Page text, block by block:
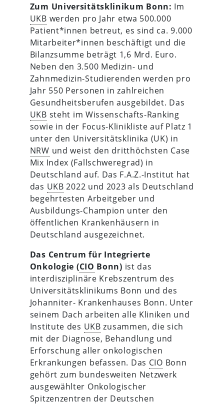
Zum Universitätsklinikum Bonn: Im
UKB werden pro Jahr etwa 500.000
Patient*innen betreut, es sind ca. 9.000
Mitarbeiter*innen beschäftigt und die
Bilanzsumme beträgt 1,6 Mrd. Euro.
Neben den 3.500 Medizin- und
Zahnmedizin-Studierenden werden pro
Jahr 550 Personen in zahlreichen
Gesundheitsberufen ausgebildet. Das
UKB steht im Wissenschafts-Ranking
sowie in der Focus-Klinikliste auf Platz 1
unter den Universitätsklinika (UK) in
NRW und weist den dritthöchsten Case
Mix Index (Fallschweregrad) in
Deutschland auf. Das F.A.Z.-Institut hat
das UKB 2022 und 2023 als Deutschland
begehrtesten Arbeitgeber und
Ausbildungs-Champion unter den
öffentlichen Krankenhäusern in
Deutschland ausgezeichnet.
Das Centrum für Integrierte
Onkologie (CIO Bonn) ist das
interdisziplinäre Krebszentrum des
Universitätsklinikums Bonn und des
Johanniter- Krankenhauses Bonn. Unter
seinem Dach arbeiten alle Kliniken und
Institute des UKB zusammen, die sich
mit der Diagnose, Behandlung und
Erforschung aller onkologischen
Erkrankungen befassen. Das CIO Bonn
gehört zum bundesweiten Netzwerk
ausgewählter Onkologischer
Spitzenzentren der Deutschen